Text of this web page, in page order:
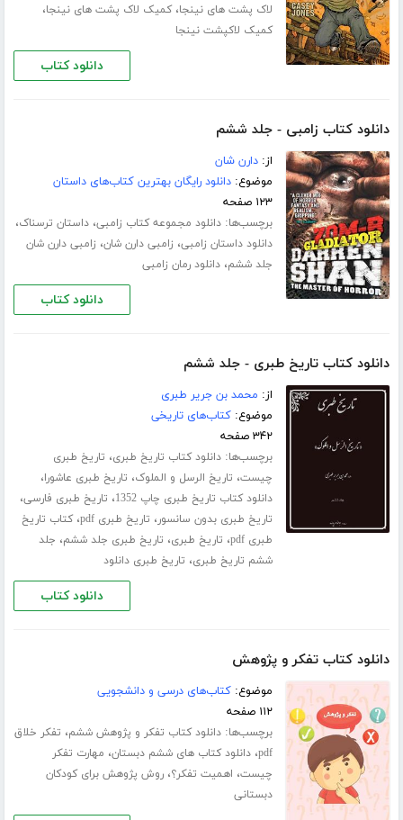
لاک پشت های نینجا،کمیک لاک پشت های نینجا،
کمیک لاکپشت نینجا
دانلود کتاب
دانلود کتاب زامبی - جلد ششم
از:دارن شان
موضوع:دانلود رایگان بهترین کتاب‌های داستان
۱۲۳ صفحه
برچسب‌ها:دانلود مجموعه کتاب زامبی،داستان ترسناک،
دانلود داستان زامبی، زامبی دارن شان، زامبی دارن شان
جلد ششم،دانلود رمان زامبی
دانلود کتاب
دانلود کتاب تاریخ طبری - جلد ششم
از: محمد بن جریر طبری
موضوع:کتاب‌های تاریخی
۳۴۲ صفحه
برچسب‌ها:دانلود کتاب تاریخ طبری، تاریخ طبری
چیست، تاریخ الرسل و الملوک، تاریخ طبری عاشورا،
دانلود کتاب تاریخ طبری چاپ 1352 ، تاریخ طبری فارسی،
تاریخ طبری بدون سانسور، تاریخ طبری pdf ،کتاب تاریخ
طبری pdf
، تاریخ طبری، تاریخ طبری جلد ششم، جلد
ششم تاریخ طبری، تاریخ طبری دانلود
دانلود کتاب
دانلود کتاب تفکر و پژوهش
موضوع:کتاب‌های درسی و دانشجویی
۱۱۲ صفحه
برچسب‌ها:دانلود کتاب تفکر و پژوهش ششم، تفکر خلاق
pdf،دانلود کتاب های ششم دبستان، مهارت تفکر
چیست، اهمیت تفکر؟،روش پژوهش برای کودکان
دبستانی